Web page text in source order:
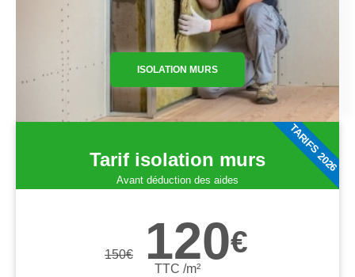
ISOLATION MURS
Tarif isolation murs
Avant déduction des aides
150€ 120€
TTC /m²
TARIFS 2026